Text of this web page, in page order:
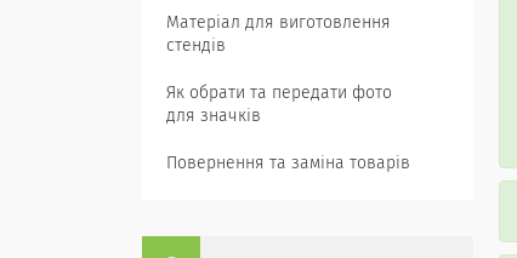
Матеріал для виготовлення
стендів
Як обрати та передати фото
для значків
Повернення та заміна товарів